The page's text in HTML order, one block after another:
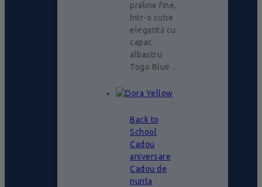
praline fine,
într-o cutie
elegantă cu
capac
albastru
Togo Blue…
Back to
School
Cadou
aniversare
Cadou de
nunta